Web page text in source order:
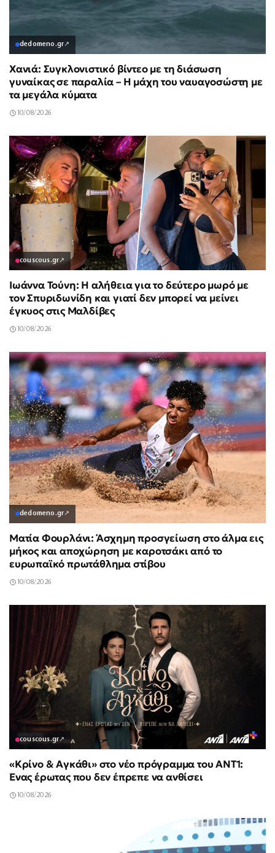
dedomeno.gr↗
Χανιά: Συγκλονιστικό βίντεο με τη διάσωση
γυναίκας σε παραλία – Η μάχη του ναυαγοσώστη με
τα μεγάλα κύματα
10/08/2026
couscous.gr↗
Ιωάννα Τούνη: Η αλήθεια για το δεύτερο μωρό με
τον Σπυριδωνίδη και γιατί δεν μπορεί να μείνει
έγκυος στις Μαλδίβες
10/08/2026
dedomeno.gr↗
Ματία Φουρλάνι: Άσχημη προσγείωση στο άλμα εις
μήκος και αποχώρηση με καροτσάκι από το
ευρωπαϊκό πρωτάθλημα στίβου
10/08/2026
couscous.gr↗
«Κρίνο & Αγκάθι» στο νέο πρόγραμμα του ΑΝΤ1:
Ένας έρωτας που δεν έπρεπε να ανθίσει
10/08/2026